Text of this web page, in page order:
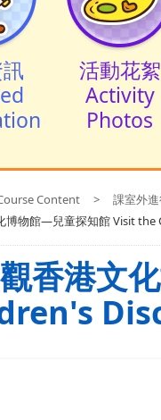
活動花絮
Activity
Photos
Content >
課室外
博物館—兒童探知館 Visit the
香港文